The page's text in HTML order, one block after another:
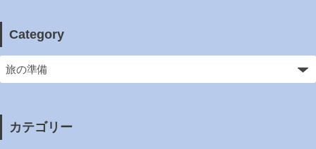
Category
カテゴリー